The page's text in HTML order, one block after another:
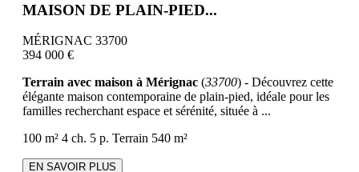
MAISON DE PLAIN-PIED...
MÉRIGNAC 33700
394 000 €
Terrain avec maison à Mérignac (33700) - Découvrez cette
élégante maison contemporaine de plain-pied, idéale pour les
familles recherchant espace et sérénité, située à ...
100 m² 4 ch. 5 p. Terrain 540 m²
EN SAVOIR PLUS